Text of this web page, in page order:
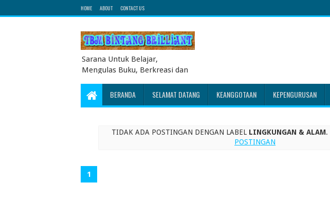
HOME ABOUT CONTACT US
Sarana Untuk Belajar,
Mengulas Buku, Berkreasi dan
Energi Literasi Berbagai soal
ujian sekolah dasar juga
BERANDA SELAMAT DATANG KEANGGOTAAN KEPENGURUSAN
TIDAK ADA POSTINGAN DENGAN LABEL LINGKUNGAN & ALAM.
POSTINGAN
1